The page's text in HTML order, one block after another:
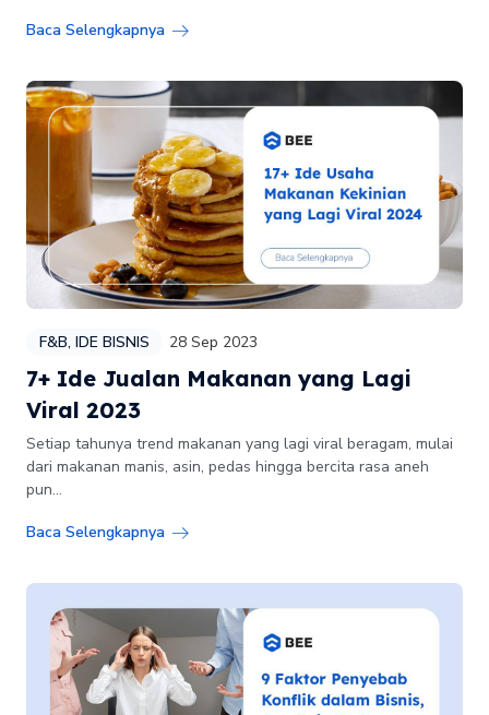
Baca Selengkapnya
F&B, IDE BISNIS 28 Sep 2023
7+ Ide Jualan Makanan yang Lagi
Viral 2023
Setiap tahunya trend makanan yang lagi viral beragam, mulai
dari makanan manis, asin, pedas hingga bercita rasa aneh
pun...
Baca Selengkapnya